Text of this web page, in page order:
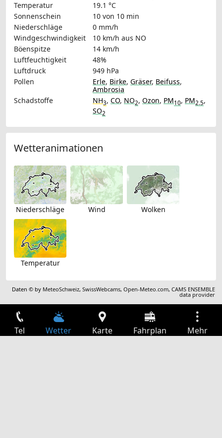
Temperatur
19.1 °C
Sonnenschein
10 von 10 min
Niederschläge
0 mm/h
Windgeschwindigkeit
10 km/h aus NO
Böenspitze
14 km/h
Luftfeuchtigkeit
48%
Luftdruck
949 hPa
Pollen
Erle, Birke, Gräser, Beifuss,
Ambrosia
Schadstoffe
NH3, CO, NO2, Ozon, PM10, PM2.5,
SO2
Wetteranimationen
Niederschläge Wind Wolken
Temperatur
Daten © by MeteoSchweiz,SwissWebcams,Open-Meteo.com,CAMS ENSEMBLE
data provider
Tel Wetter Karte Fahrplan Mehr